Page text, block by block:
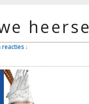
reacties ↓